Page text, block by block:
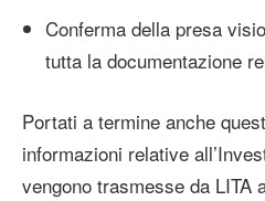
Conferma della presa
tutta la documentazione
Portati a termine anche
informazioni relative
vengono trasmesse da LITA